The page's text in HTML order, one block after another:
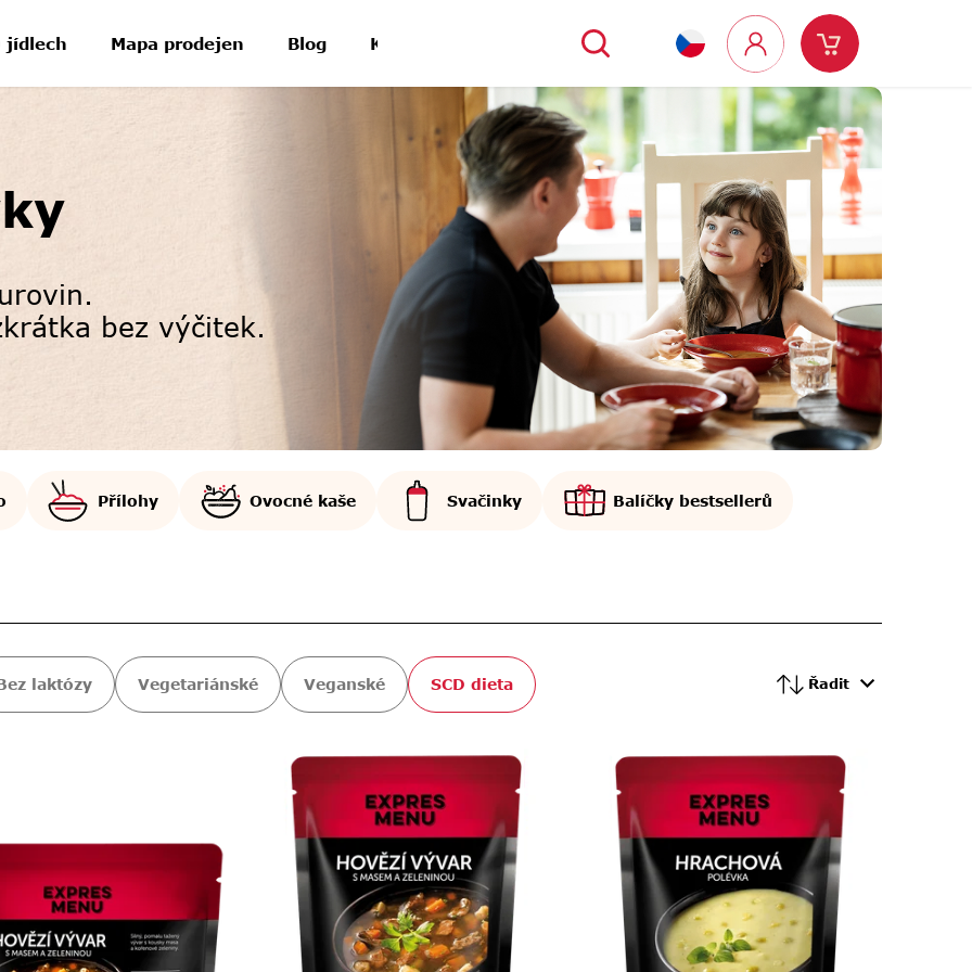
jídlech Mapa prodejen Blog Kontakt
Hledat
Přihlášení
Nákupní
košík
bez výčitek.
Přílohy Ovocné kaše Svačinky Balíčky bestsellerů
laktózy Vegetariánské Veganské SCD dieta Řadit